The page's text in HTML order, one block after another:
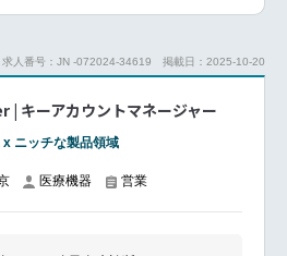
financial, and market information
potential business partners
transformational projects and
求人番号：JN -072024-34619 掲載日：2025-10-20
キーアカウントマネージャー
ニッチな製品領域
医療機器 営業